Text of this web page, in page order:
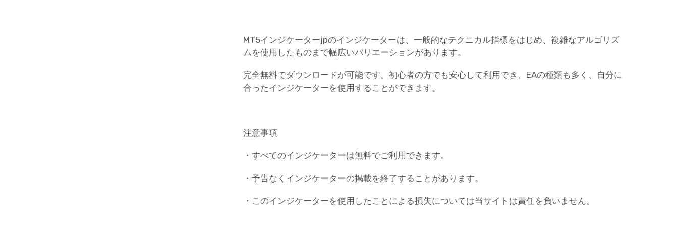
MT5インジケーターjpのインジケーターは、一般的なテクニカル指標をはじめ、複雑なアルゴリズ
ムを使用したものまで幅広いバリエーションがあります。
完全無料でダウンロードが可能です。初心者の方でも安心して利用でき、EAの種類も多く、自分に
合ったインジケーターを使用することができます。
注意事項
・すべてのインジケーターは無料でご利用できます。
・予告なくインジケーターの掲載を終了することがあります。
・このインジケーターを使用したことによる損失については当サイトは責任を負いません。